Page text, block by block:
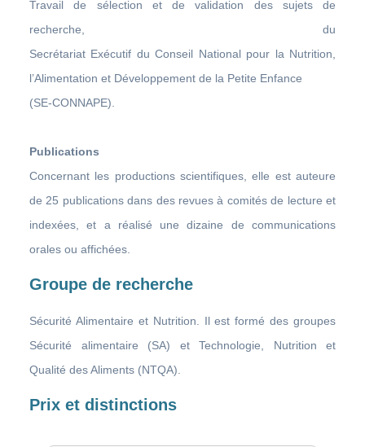
Travail de sélection et de validation des sujets de
recherche, du
Secrétariat Exécutif du Conseil National pour la Nutrition,
l’Alimentation et Développement de la Petite Enfance
(SE-CONNAPE).
Publications
Concernant les productions scientifiques, elle est auteure
de 25 publications dans des revues à comités de lecture et
indexées, et a réalisé une dizaine de communications
orales ou affichées.
Groupe de recherche
Sécurité Alimentaire et Nutrition. Il est formé des groupes
Sécurité alimentaire (SA) et Technologie, Nutrition et
Qualité des Aliments (NTQA).
Prix et distinctions